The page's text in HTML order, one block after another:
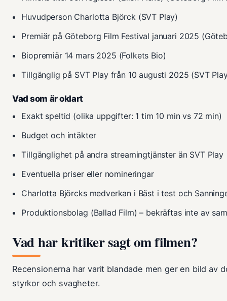
Huvudperson Charlotta Björck (SVT Play)
Premiär på Göteborg Film Festival januari 2025
Biopremiär 14 mars 2025 (Folkets Bio)
Tillgänglig på SVT Play från 10 augusti 2025 (SVT
Vad som är oklart
Exakt speltid (olika uppgifter: 1 tim 10 min vs 72 min)
Budget och intäkter
Tillgänglighet på andra streamingtjänster än SVT Play
Eventuella priser eller nomineringar
Charlotta Björcks medverkan i Bäst i test och
Produktionsbolag (Ballad Film) – bekräftas inte av
Vad har kritiker sagt om filmen?
Recensionerna har varit blandade men ger en bild av
styrkor och svagheter.